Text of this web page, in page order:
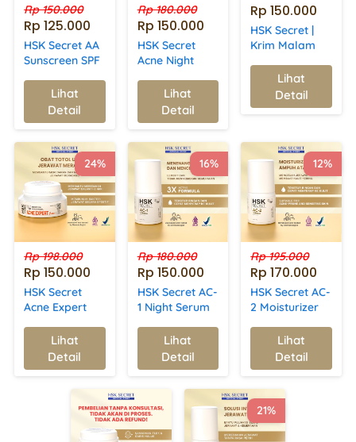
Rp 150.000
Rp 125.000
HSK Secret AA
Sunscreen SPF
Protection &
Oil Control
Lihat
Detail
Rp 180.000
Rp 150.000
HSK Secret
Acne Night
Mengurangi
Jerawat,
Mencerahkan
Melembapkan
Kulit Wajah
Lihat
Detail
Rp 150.000
HSK Secret |
Krim Malam
Lihat
Detail
Rp 198.000
Rp 150.000
HSK Secret
Acne Expert
bagian
Jerawat) |
Obat Totol
Lihat
Detail
24%
Rp 180.000
Rp 150.000
HSK Secret AC-
1 Night Serum
beruntus) |
Acne Care &
Brightening
Lihat
Detail
16%
Rp 195.000
Rp 170.000
HSK Secret AC-
2 Moisturizer
Exfoliating &
Acne
Treatment
Lihat
Detail
12%
21%